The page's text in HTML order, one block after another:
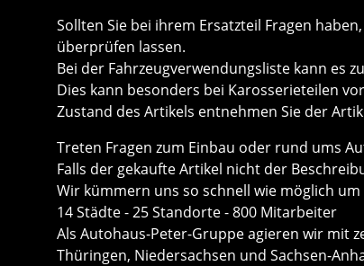
Sollten Sie bei ihrem Ersatzteil Fragen
überprüfen lassen.
Bei der Fahrzeugverwendungsliste kann es
Dies kann besonders bei Karosserieteilen
Zustand des Artikels entnehmen Sie der
Treten Fragen zum Einbau oder rund ums
Falls der gekaufte Artikel nicht der
Wir kümmern uns so schnell wie möglich
14 Städte - 25 Standorte - 800 Mitarbeiter
Als Autohaus-Peter-Gruppe agieren wir mit
Thüringen, Niedersachsen und Sachsen-